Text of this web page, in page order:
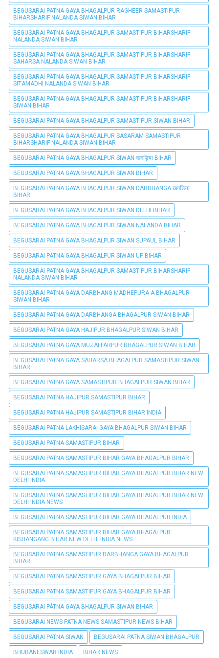
BEGUSARAI PATNA GAYA BHAGALPUR RAGHEER SAMASTIPUR
BIHARSHARIF NALANDA SIWAN BIHAR
BEGUSARAI PATNA GAYA BHAGALPUR SAMASTIPUR BIHARSHARIF
NALANDA SIWAN BIHAR
BEGUSARAI PATNA GAYA BHAGALPUR SAMASTIPUR BIHARSHARIF
SAHARSA NALANDA SIWAN BIHAR
BEGUSARAI PATNA GAYA BHAGALPUR SAMASTIPUR BIHARSHARIF
SITAMADHI NALANDA SIWAN BIHAR
BEGUSARAI PATNA GAYA BHAGALPUR SAMASTIPUR BIHARSHARIF
SIWAN BIHAR
BEGUSARAI PATNA GAYA BHAGALPUR SAMASTIPUR SIWAN BIHAR
BEGUSARAI PATNA GAYA BHAGALPUR SASARAM SAMASTIPUR
BIHARSHARIF NALANDA SIWAN BIHAR
BEGUSARAI PATNA GAYA BHAGALPUR SIWAN खगड़िया BIHAR
BEGUSARAI PATNA GAYA BHAGALPUR SIWAN BIHAR
BEGUSARAI PATNA GAYA BHAGALPUR SIWAN DARBHANGA खगड़िया
BIHAR
BEGUSARAI PATNA GAYA BHAGALPUR SIWAN DELHI BIHAR
BEGUSARAI PATNA GAYA BHAGALPUR SIWAN NALANDA BIHAR
BEGUSARAI PATNA GAYA BHAGALPUR SIWAN SUPAUL BIHAR
BEGUSARAI PATNA GAYA BHAGALPUR SIWAN UP BIHAR
BEGUSARAI PATNA GAYA BHAGALPUR SAMASTIPUR BIHARSHARIF
NALANDA SIWAN BIHAR
BEGUSARAI PATNA GAYA DARBHANG MADHEPURA A BHAGALPUR
SIWAN BIHAR
BEGUSARAI PATNA GAYA DARBHANGA BHAGALPUR SIWAN BIHAR
BEGUSARAI PATNA GAYA HAJIPUR BHAGALPUR SIWAN BIHAR
BEGUSARAI PATNA GAYA MUZAFFARPUR BHAGALPUR SIWAN BIHAR
BEGUSARAI PATNA GAYA SAHARSA BHAGALPUR SAMASTIPUR SIWAN
BIHAR
BEGUSARAI PATNA GAYA SAMASTIPUR BHAGALPUR SIWAN BIHAR
BEGUSARAI PATNA HAJIPUR SAMASTIPUR BIHAR
BEGUSARAI PATNA HAJIPUR SAMASTIPUR BIHAR INDIA
BEGUSARAI PATNA LAKHISARAI GAYA BHAGALPUR SIWAN BIHAR
BEGUSARAI PATNA SAMASTIPUR BIHAR
BEGUSARAI PATNA SAMASTIPUR BIHAR GAYA BHAGALPUR BIHAR
BEGUSARAI PATNA SAMASTIPUR BIHAR GAYA BHAGALPUR BIHAR NEW
DELHI INDIA
BEGUSARAI PATNA SAMASTIPUR BIHAR GAYA BHAGALPUR BIHAR NEW
DELHI INDIA NEWS
BEGUSARAI PATNA SAMASTIPUR BIHAR GAYA BHAGALPUR INDIA
BEGUSARAI PATNA SAMASTIPUR BIHAR GAYA BHAGALPUR
KISHANGANG BIHAR NEW DELHI INDIA NEWS
BEGUSARAI PATNA SAMASTIPUR DARBHANGA GAYA BHAGALPUR
BIHAR
BEGUSARAI PATNA SAMASTIPUR GAYA BHAGALPUR BIHAR
BEGUSARAI PATNA SAMASTIPUR GAYA BHAGALPUR BIHAR
BEGUSARAI PÀTNA GAYA BHAGALPUR SIWAN BIHAR
BEGUSARAI NEWS PATNA NEWS SAMASTIPUR NEWS BIHAR
BEGUSARAI PATNA SIWAN BEGUSARAI PATNA SIWAN BHAGALPUR
BHUBANESWAR INDIA BIHAR NEWS